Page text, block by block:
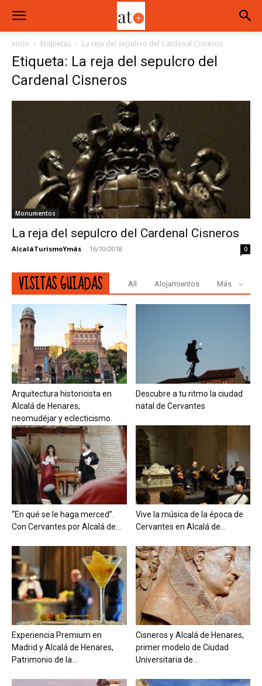
Inicio Etiquetas La reja del sepulcro del Cardenal Cisneros
Etiqueta: La reja del sepulcro del
Cardenal Cisneros
Monumentos
La reja del sepulcro del Cardenal Cisneros
AlcaláTurismoYmás - 16/10/2018 0
VISITAS GUIADAS All Alojamientos Más
Arquitectura historicista en
Alcalá de Henares,
neomudéjar y eclecticismo.
Descubre a tu ritmo la ciudad
natal de Cervantes
“En qué se le haga merced”.
Con Cervantes por Alcalá de...
Vive la música de la época de
Cervantes en Alcalá de...
Experiencia Premium en
Madrid y Alcalá de Henares,
Patrimonio de la...
Cisneros y Alcalá de Henares,
primer modelo de Ciudad
Universitaria de...